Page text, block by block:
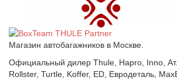
Магазин автобагажников в Москве.
Официальный дилер Thule, Hapro, Inno,
Rollster, Turtle, Koffer, ED, Евродеталь,